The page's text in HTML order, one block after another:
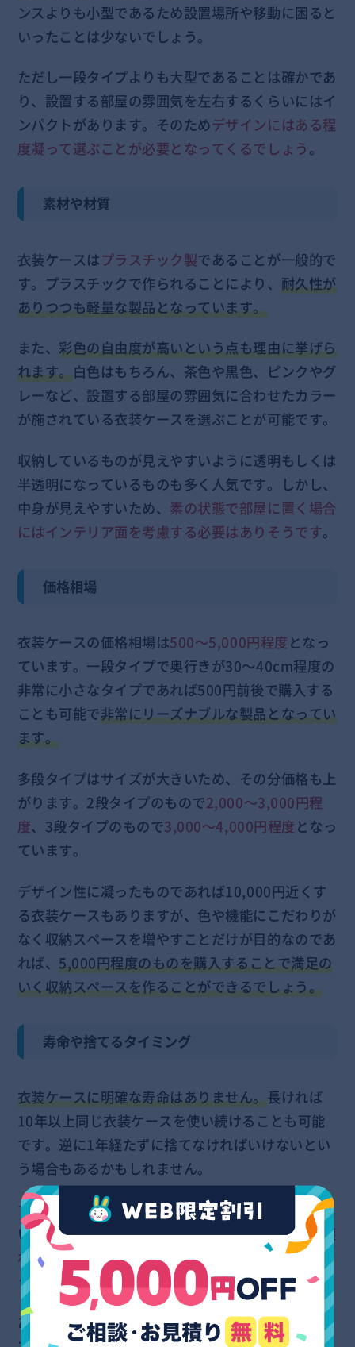
ンスよりも小型であるため設置場所や移動に困ると
いったことは少ないでしょう。
ただし一段タイプよりも大型であることは確かであ
り、設置する部屋の雰囲気を左右するくらいにはイ
ンパクトがあります。そのためデザインにはある程
度凝って選ぶことが必要となってくるでしょう。
素材や材質
衣装ケースはプラスチック製であることが一般的で
す。プラスチックで作られることにより、 耐久性が
ありつつも軽量な製品となっています。
また、彩色の自由度が高いという点も理由に挙げら
れます。白色はもちろん、茶色や黒色、ピンクやグ
レーなど、設置する部屋の雰囲気に合わせたカラー
が施されている衣装ケースを選ぶことが可能です。
収納しているものが見えやすいように透明もしくは
半透明になっているものも多く人気です。しかし、
中身が見えやすいため、 素の状態で部屋に置く場合
にはインテリア面を考慮する必要はありそうです。
価格相場
衣装ケースの価格相場は500～5,000円程度となっ
ています。一段タイプで奥行きが30～40cm程度の
非常に小さなタイプであれば500円前後で購入する
ことも可能で非常にリーズナブルな製品となってい
ます。
多段タイプはサイズが大きいため、その分価格も上
がります。2段タイプのもので2,000～3,000円程
度、3段タイプのもので3,000～4,000円程度となっ
ています。
デザイン性に凝ったものであれば10,000円近くす
る衣装ケースもありますが、色や機能にこだわりが
なく収納スペースを増やすことだけが目的なのであ
れば、5,000円程度のものを購入することで満足の
いく収納スペースを作ることができるでしょう。
寿命や捨てるタイミング
衣装ケースに明確な寿命はありません。長ければ
10年以上同じ衣装ケースを使い続けることも可能
です。逆に1年経たずに捨てなければいけないとい
う場合もあるかもしれません。
すると、衣装ケースはいつ処分をしたら良いのかと
いう話になりますが、多くの場合はケース自体が壊
れたタイミングで処分を検討する
こととなるでしょ
う。
ある程度耐久性に優れている製品ではあるものの、